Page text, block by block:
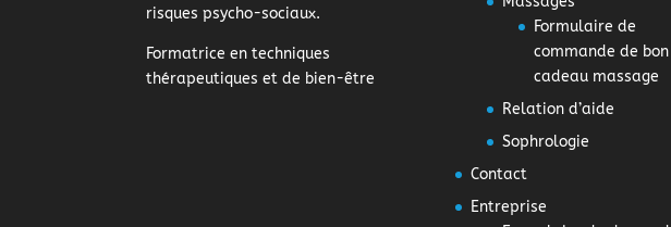
risques psycho-sociaux.
Formatrice en techniques
thérapeutiques et de bien-être
Formulaire de
commande de bon
cadeau massage
Relation d’aide
Sophrologie
Contact
Entreprise